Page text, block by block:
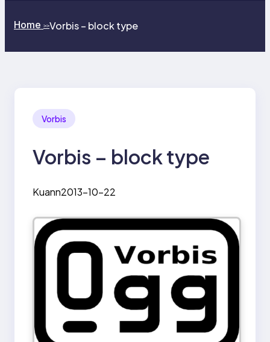
Home >>Vorbis – block type
Vorbis
Vorbis – block type
Kuann2013-10-22